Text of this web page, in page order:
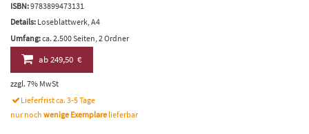
ISBN:9783899473131
Details: Loseblattwerk, A4
Umfang:ca. 2.500 Seiten, 2 Ordner
ab249,50 €
zzgl. 7% MwSt
Lieferfrist ca. 3-5 Tage
nur noch wenige Exemplare lieferbar